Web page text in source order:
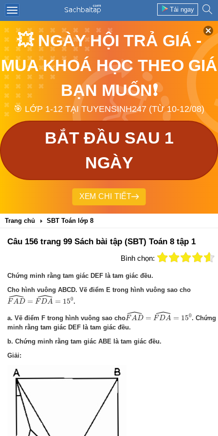
Tải ngay
💥 NGÀY HỘI TRẢ GIÁ -
MUA KHOÁ HỌC THEO GIÁ
BẠN MUỐN❗
🎯 LỚP 1-12 TẠI TUYENSINH247 (TỪ 10-12/08)
BẮT ĐẦU SAU 1
NGÀY
XEM CHI TIẾT
Trang chủ SBT Toán lớp 8
Câu 156 trang 99 Sách bài tập (SBT) Toán 8 tập 1
Bình chọn:
Chứng minh rằng tam giác DEF là tam giác đều.
Cho hình vuông ABCD. Vẽ điểm E trong hình vuông sao cho
ˆ
FAD = ˆ
FDA = 150
FAD^=FDA^=15 0
.
a. Vẽ điểm F trong hình vuông sao cho ˆ
FAD = ˆ
FDA = 150
FAD^ DA^=15
. Chứng
minh rằng tam giác DEF là tam giác đều.
b. Chứng minh rằng tam giác ABE là tam giác đều.
Giải: